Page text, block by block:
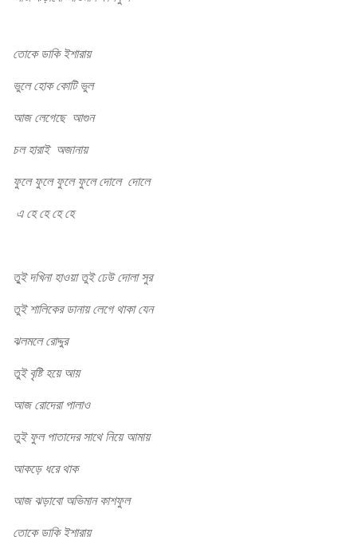
তোকে ডাকি ইশারায়
ভুলে হোক কোটি ভুল
আজ লেগেছে আগুন
চল হারাই অজানায়
ফুলে ফুলে ফুলে ফুলে দোলে দোলে
এ হে হে হে হে
তু্‌ই দখিনা হাওয়া তুই ঢেউ দোলা সুর
তুই শালিকের ডানায় লেগে থাকা যেন
ঝলমলে রোদ্দুর
তুই বৃষ্টি হয়ে আয়
আজ রোদেরা পালাও
তুই ফুল পাতাদের সাথে নিয়ে আমায়
আকড়ে ধরে থাক
আজ ঝড়াবো অভিমান কাশফুল
তোকে ডাকি ইশারায়